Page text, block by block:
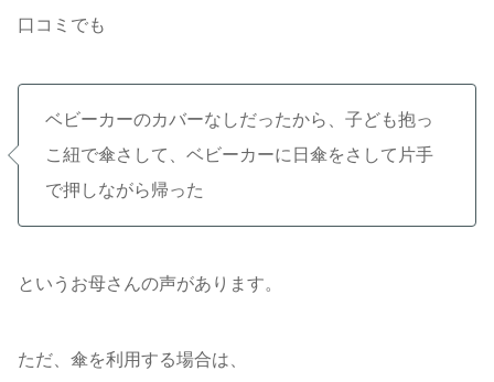
口コミでも
ベビーカーのカバーなしだったから、子ども抱っ
こ紐で傘さして、ベビーカーに日傘をさして片手
で押しながら帰った
というお母さんの声があります。
ただ、傘を利用する場合は、